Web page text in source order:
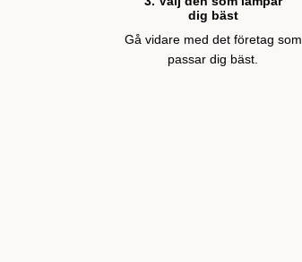
dig bäst
Gå vidare med det företag som
passar dig bäst.